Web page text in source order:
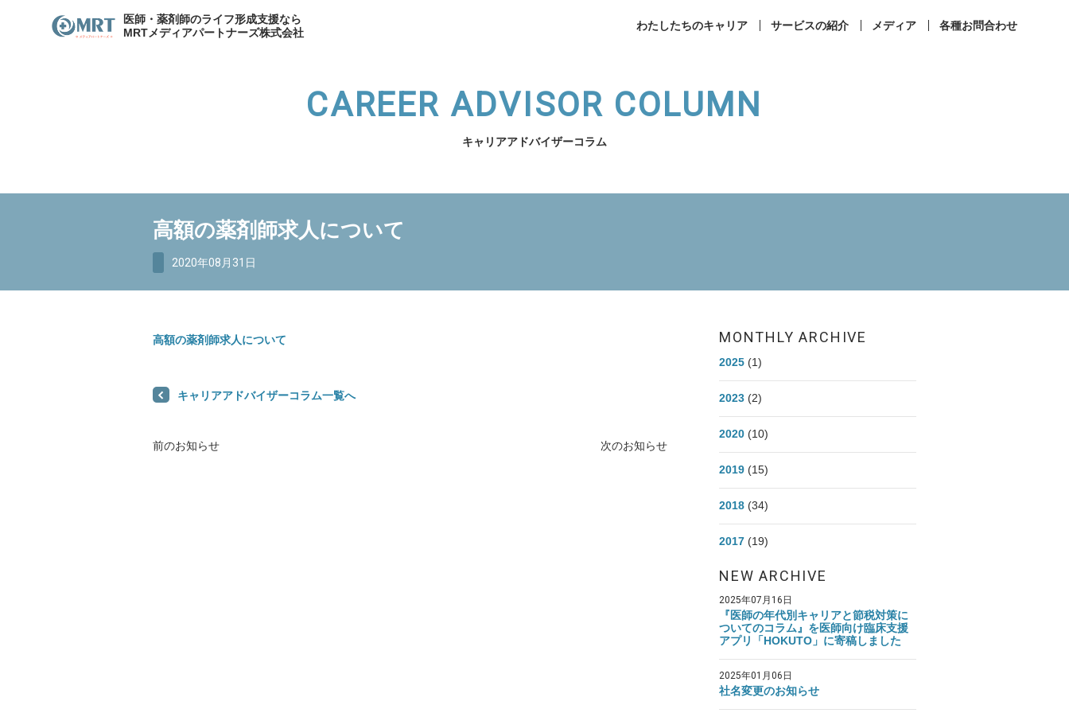
医師・薬剤師のライフ形成支援なら
MRTメディアパートナーズ株式会社
わたしたちのキャリア サービスの紹介
資産形成支援 医院開業支援
メディア
医院開業バンク Instagram
各種お問合わせ
資産形成・節税相談
CAREER ADVISOR COLUMN
キャリアアドバイザーコラム
高額の薬剤師求人について
2020年08月31日
高額の薬剤師求人について
キャリアアドバイザーコラム一覧へ
前のお知らせ 次のお知らせ
MONTHLY ARCHIVE
2025 (1)
2023 (2)
2020 (10)
2019 (15)
2018 (34)
2017 (19)
NEW ARCHIVE
2025年07月16日
『医師の年代別キャリアと節税対策に
ついてのコラム』を医師向け臨床支援
アプリ「HOKUTO」に寄稿しました
2025年01月06日
社名変更のお知らせ